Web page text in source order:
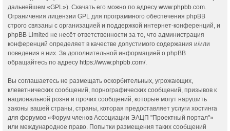
дальнейшем «GPL»). Скачать его можно по адресу www.phpbb.com
Ограничения лицензии GPL для программного обеспечения phpBB
строго связаны с организацией и поддержкой интернет-конференций, и
phpBB Limited не несёт ответственности за то, что администрация
конференций определяет в качестве допустимого содержания и/или
поведения в них. За дополнительной информацией о phpBB
обращайтесь по адресу https://www.phpbb.com/.
Вы соглашаетесь не размещать оскорбительных, угрожающих,
клеветнических сообщений, порнографических сообщений, призывов к
национальной розни и прочих сообщений, которые могут нарушить
законы вашей страны, страны, которая предоставляет услуги хостинга
для форумов «Форум членов Ассоциации ЭАЦП "Проектный портал"»
или международное право. Попытки размещения таких сообщений